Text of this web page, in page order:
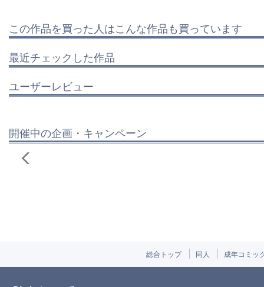
この作品を買った人はこんな作品も買っています
最近チェックした作品
ユーザーレビュー
開催中の企画・キャンペーン
総合トップ 同人 成年コミッ